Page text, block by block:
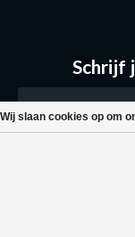
Wij slaan cookies op om
Schrijf